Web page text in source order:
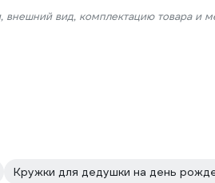
внешний вид, комплектацию товара и
Кружки для дедушки на день